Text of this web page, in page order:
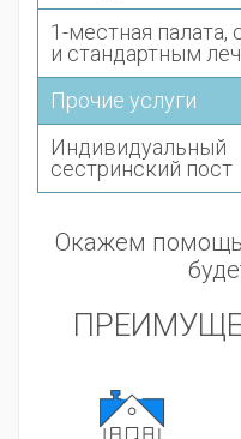
1-местная палата,
и стандартным
Прочие услуги
Индивидуальный
сестринский пост
Окажем помощь